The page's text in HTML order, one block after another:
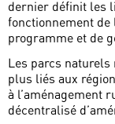
dernier définit les
fonctionnement de
programme et de
Les parcs naturels
plus liés aux
à l’aménagement
décentralisé